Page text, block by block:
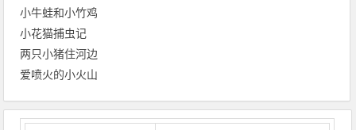
小牛蛙和小竹鸡
小花猫捕虫记
两只小猪住河边
爱喷火的小火山